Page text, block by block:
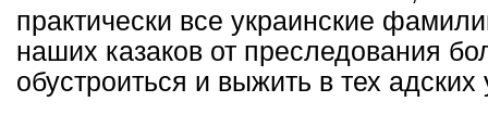
практически все украинские
наших казаков от преследования
обустроиться и выжить в тех адских